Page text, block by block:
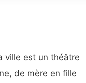
ville est un théâtre
de mère en fille